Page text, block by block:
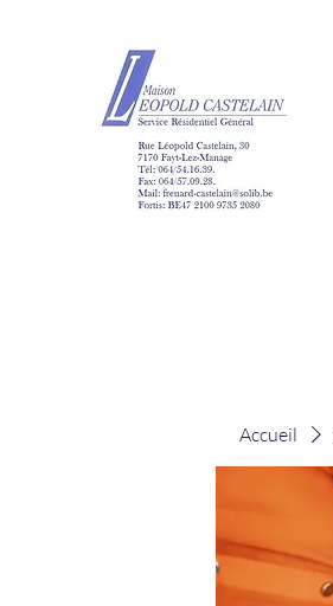
Accueil